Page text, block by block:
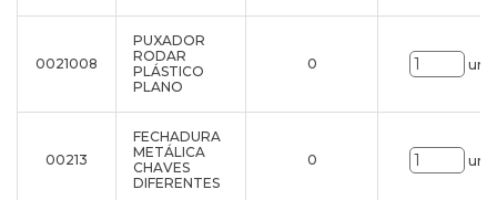
0021008
PUXADOR
RODAR
PLÁSTICO
PLANO
0 uni.
00213
FECHADURA
METÁLICA
CHAVES
DIFERENTES
0 uni.